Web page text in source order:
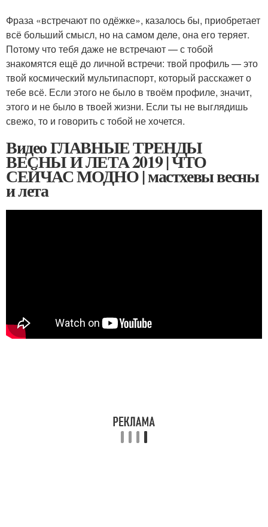
Фраза «встречают ‎по одёжке», казалось бы, приобретает
всё больший смысл, но на самом деле, она его теряет.
Потому что тебя даже не встречают — с тобой
знакомятся ещё до личной встречи: твой профиль — это
твой космический мультипаспорт, который расскажет о
тебе всё. Если этого не было в твоём профиле, значит,
этого и не было в твоей жизни. Если ты не выглядишь
свежо, то и говорить с тобой не хочется.
Видео ГЛАВНЫЕ ТРЕНДЫ
ВЕСНЫ И ЛЕТА 2019 | ЧТО
СЕЙЧАС МОДНО | мастхевы весны
и лета